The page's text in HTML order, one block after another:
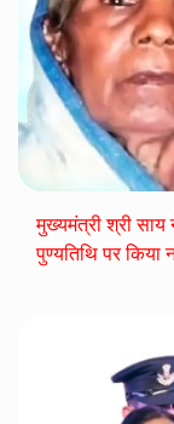
मुख्यमंत्री श्री साय
पुण्यतिथि पर किया